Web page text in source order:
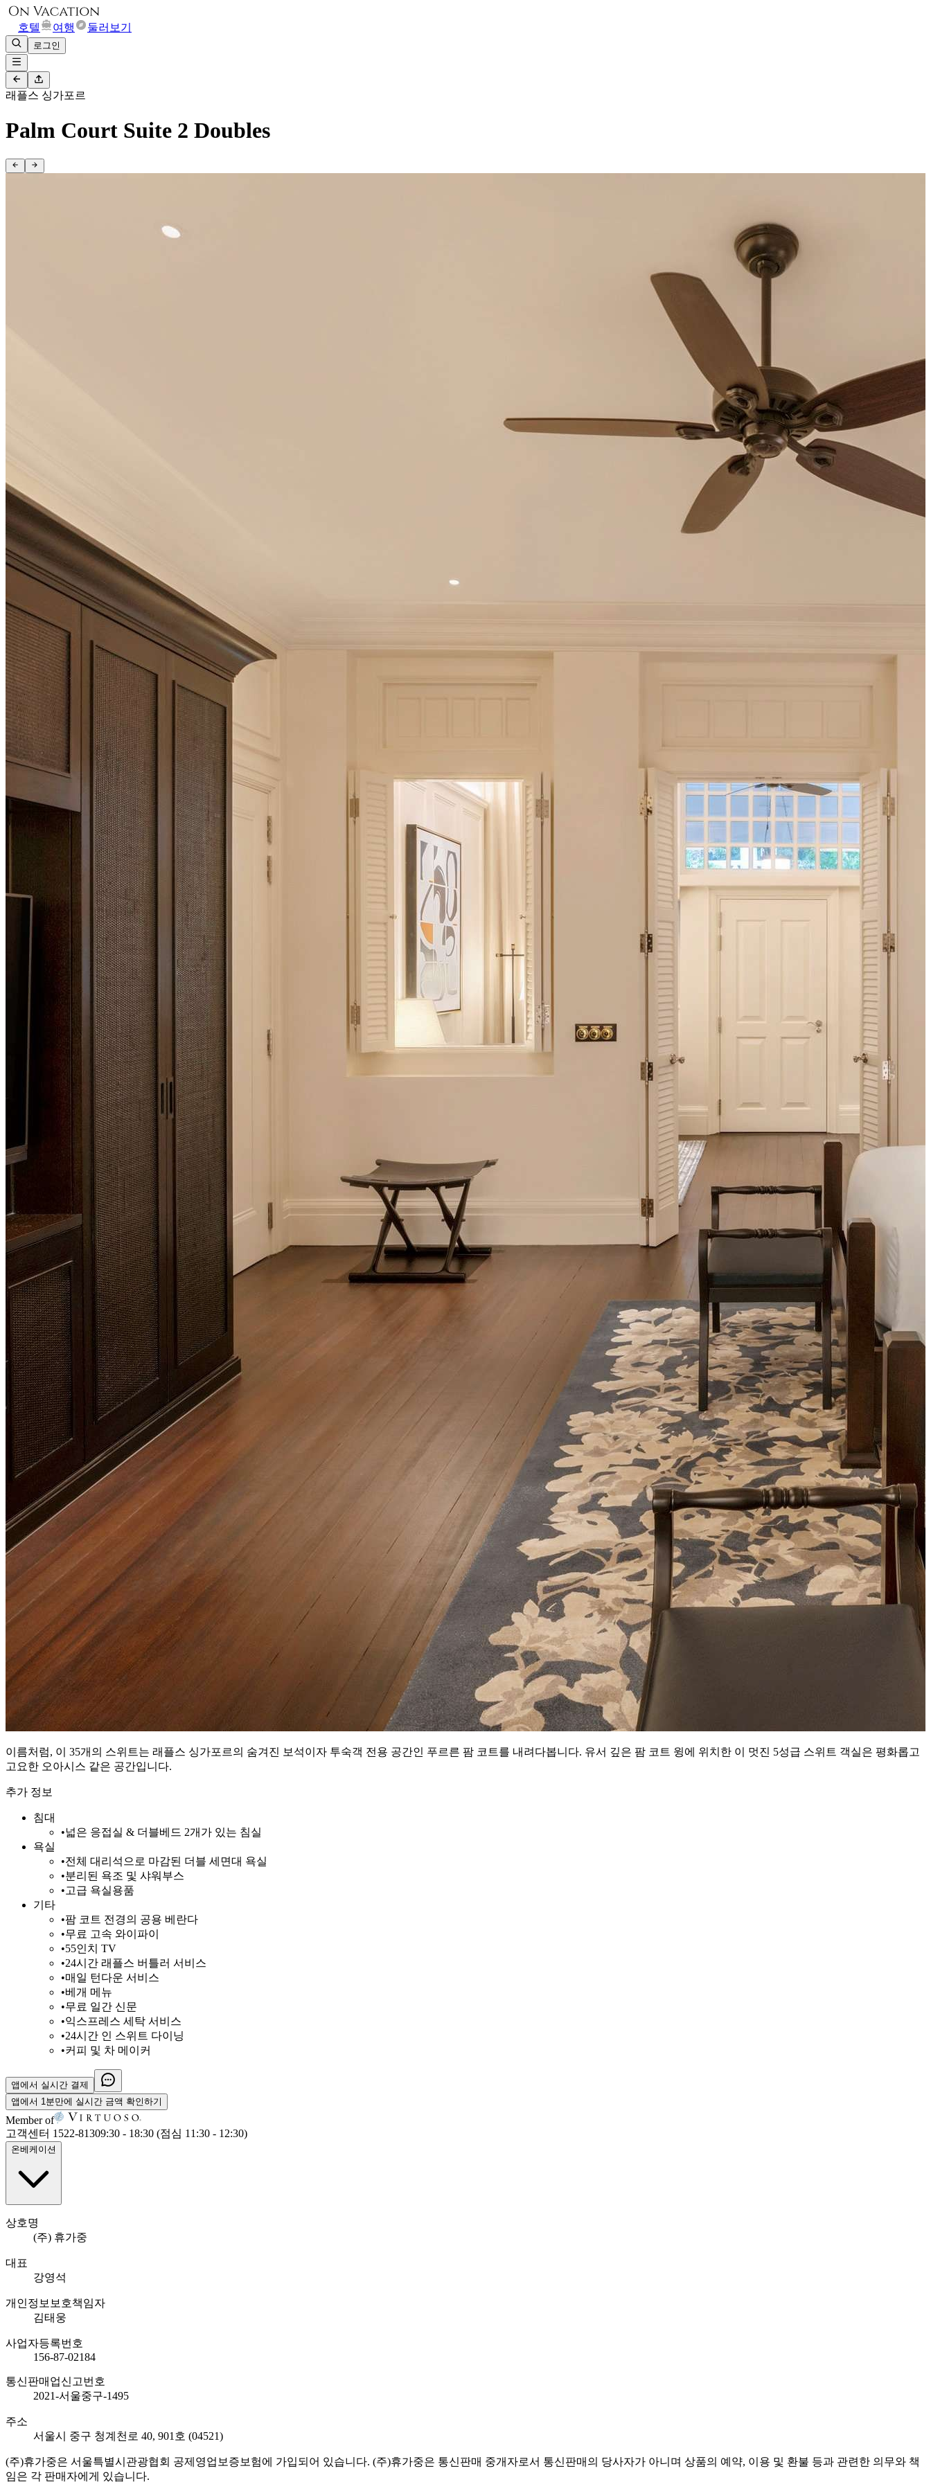
호텔 여행 둘러보기
로그인
래플스 싱가포르
Palm Court Suite 2 Doubles
이름처럼, 이 35개의 스위트는 래플스 싱가포르의 숨겨진 보석이자 투숙객 전용 공간인 푸르른 팜 코트를 내려다봅니다. 유서 깊은 팜 코트 윙에 위치한 이 멋진 5성급 스위트 객실은 평화롭고
고요한 오아시스 같은 공간입니다.
추가 정보
침대
•넓은 응접실 & 더블베드 2개가 있는 침실
욕실
•전체 대리석으로 마감된 더블 세면대 욕실
•분리된 욕조 및 샤워부스
•고급 욕실용품
기타
•팜 코트 전경의 공용 베란다
•무료 고속 와이파이
•55인치 TV
•24시간 래플스 버틀러 서비스
•매일 턴다운 서비스
•베개 메뉴
•무료 일간 신문
•익스프레스 세탁 서비스
•24시간 인 스위트 다이닝
•커피 및 차 메이커
앱에서 실시간 결제
앱에서 1분만에 실시간 금액 확인하기
Member of
고객센터 1522-81309:30 - 18:30 (점심 11:30 - 12:30)
온베케이션
상호명
(주) 휴가중
대표
강영석
개인정보보호책임자
김태웅
사업자등록번호
156-87-02184
통신판매업신고번호
2021-서울중구-1495
주소
서울시 중구 청계천로 40, 901호 (04521)
(주)휴가중은 서울특별시관광협회 공제영업보증보험에 가입되어 있습니다. (주)휴가중은 통신판매 중개자로서 통신판매의 당사자가 아니며 상품의 예약, 이용 및 환불 등과 관련한 의무와 책
임은 각 판매자에게 있습니다.